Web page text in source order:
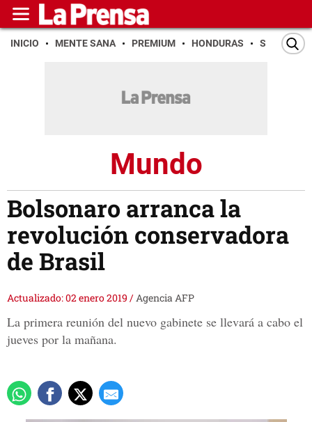
INICIO MENTE SANA PREMIUM HONDURAS SAN PEDRO
Mundo
Bolsonaro arranca la
revolución conservadora
de Brasil
Actualizado: 02 enero 2019 /Agencia AFP
La primera reunión del nuevo gabinete se llevará a cabo el
jueves por la mañana.